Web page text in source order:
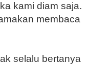
kami diam saja.
membaca
selalu bertanya